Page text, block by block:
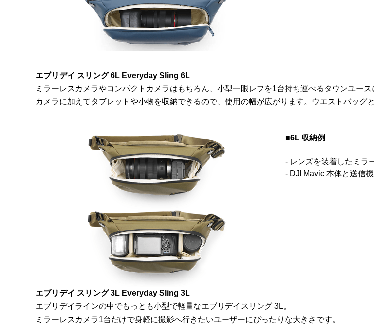
エブリデイ スリング 6L Everyday Sling 6L
ミラーレスカメラやコンパクトカメラはもちろん、小型一眼レフを1台持ち運べるタウンユース
カメラに加えてタブレットや小物を収納できるので、使用の幅が広がります。ウエストバッグ
■6L 収納例
- レンズを装着したミラ
- DJI Mavic 本体と送信
エブリデイ スリング 3L Everyday Sling 3L
エブリデイラインの中でもっとも小型で軽量なエブリデイスリング 3L。
ミラーレスカメラ1台だけで身軽に撮影へ行きたいユーザーにぴったりな大きさです。